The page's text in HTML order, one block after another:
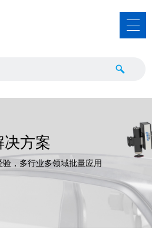
决方案
，多行业多领域批量应用